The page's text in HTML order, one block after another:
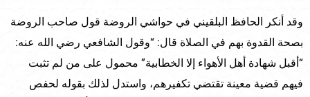
وقد أنكر الحافظ البلقيني في حواشي الروضة قول صاحب الروضة
بصحة القدوة بهم في الصلاة قال: “وقول الشافعي رضي الله عنه:
“أقبل شهادة أهل الأهواء إلا الخطابية” محمول على من لم تثبت
فيهم قضية معينة تقتضي تكفيرهم، واستدل لذلك بقوله لحفص